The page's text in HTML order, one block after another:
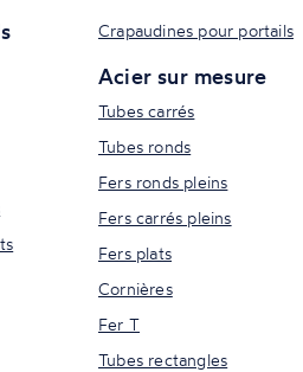
Crapaudines pour portails
Acier sur mesure
Tubes carrés
Tubes ronds
Fers ronds pleins
Fers carrés pleins
Fers plats
Cornières
Fer T
Tubes rectangles